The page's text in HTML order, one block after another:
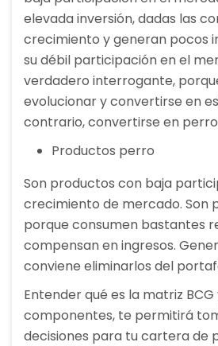
elevada inversión, dadas las
crecimiento y generan pocos
su débil participación en el
verdadero interrogante,
evolucionar y convertirse en
contrario, convertirse en
Productos perro
Son productos con baja
crecimiento de mercado. Son
porque consumen bastantes
compensan en ingresos.
conviene eliminarlos del
Entender qué es la matriz BCG
componentes, te permitirá
decisiones para tu cartera de